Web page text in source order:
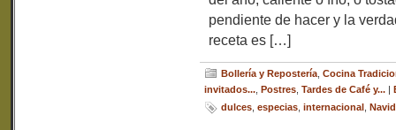
pendiente de hacer y la
receta es […]
Bollería y Repostería Cocina
invitados... Postres Tardes de Café y... |
dulces especias internacional